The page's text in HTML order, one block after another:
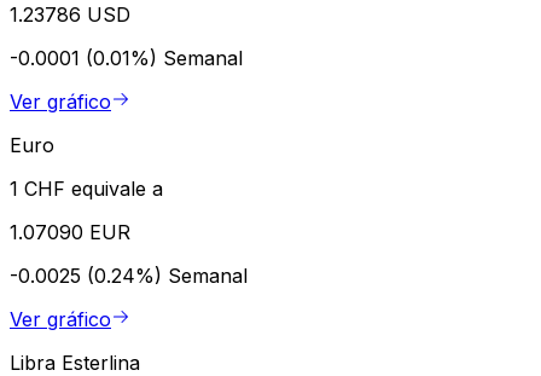
1.23786 USD
-0.0001 (0.01%) Semanal
Ver gráfico
Euro
1 CHF equivale a
1.07090 EUR
-0.0025 (0.24%) Semanal
Ver gráfico
Libra Esterlina